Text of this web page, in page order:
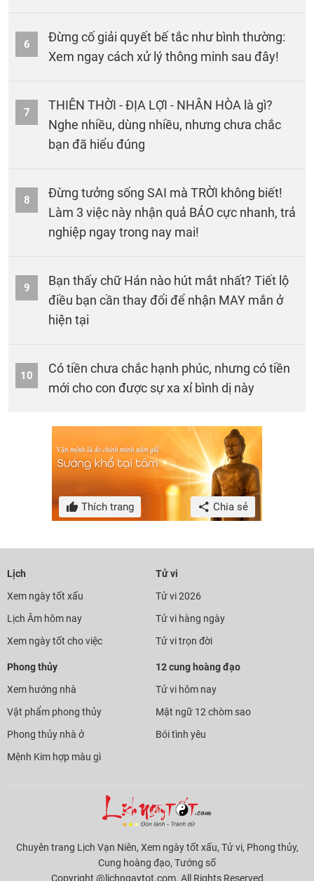
6
Đừng cố giải quyết bế tắc như bình thường:
Xem ngay cách xử lý thông minh sau đây!
7
THIÊN THỜI - ĐỊA LỢI - NHÂN HÒA là gì?
Nghe nhiều, dùng nhiều, nhưng chưa chắc
bạn đã hiểu đúng
8
Đừng tưởng sống SAI mà TRỜI không biết!
Làm 3 việc này nhận quả BÁO cực nhanh, trả
nghiệp ngay trong nay mai!
9
Bạn thấy chữ Hán nào hút mắt nhất? Tiết lộ
điều bạn cần thay đổi để nhận MAY mắn ở
hiện tại
10
Có tiền chưa chắc hạnh phúc, nhưng có tiền
mới cho con được sự xa xỉ bình dị này
Thích trang Chia sẻ
Lịch
Xem ngày tốt xấu
Lịch Âm hôm nay
Xem ngày tốt cho việc
Tử vi
Tử vi 2026
Tử vi hàng ngày
Tử vi trọn đời
Phong thủy
Xem hướng nhà
Vật phẩm phong thủy
Phong thủy nhà ở
Mệnh Kim hợp màu gì
12 cung hoàng đạo
Tử vi hôm nay
Mật ngữ 12 chòm sao
Bói tình yêu
Chuyên trang Lịch Vạn Niên, Xem ngày tốt xấu, Tử vi, Phong thủy,
Cung hoàng đạo, Tướng số
Copyright @lichngaytot.com. All Rights Reserved